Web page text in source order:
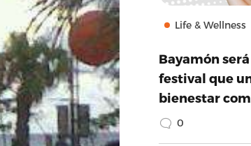
Life & Wellness
Bayamón
festival que
bienestar
0